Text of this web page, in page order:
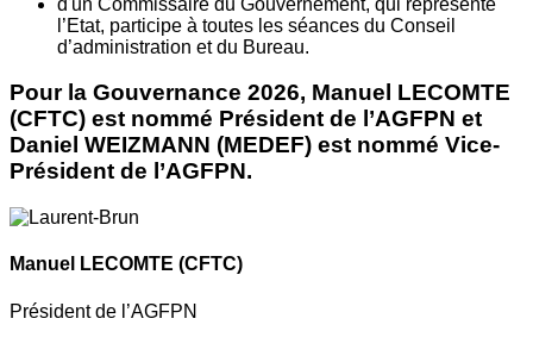
l’Etat, participe à toutes les séances du Conseil
d’administration et du Bureau.
Pour la Gouvernance 2026, Manuel LECOMTE
(CFTC) est nommé Président de l’AGFPN et
Daniel WEIZMANN (MEDEF) est nommé Vice-
Président de l’AGFPN.
Manuel LECOMTE (CFTC)
Président de l’AGFPN